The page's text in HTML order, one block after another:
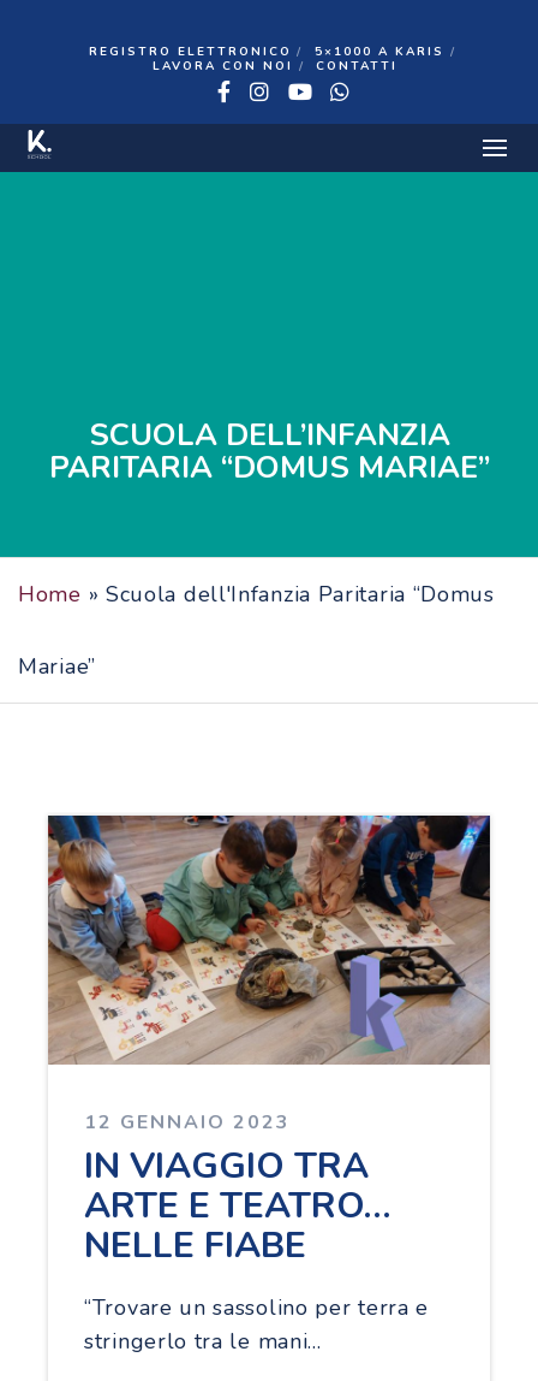
REGISTRO ELETTRONICO
5×1000 A KARIS
LAVORA CON NOI
CONTATTI
Facebook
Instagram
YouTube
WhatsApp
SCUOLA DELL’INFANZIA
PARITARIA “DOMUS MARIAE”
Home » Scuola dell'Infanzia Paritaria “Domus
Mariae”
12 GENNAIO 2023
IN VIAGGIO TRA
ARTE E TEATRO…
NELLE FIABE
“Trovare un sassolino per terra e
stringerlo tra le mani…